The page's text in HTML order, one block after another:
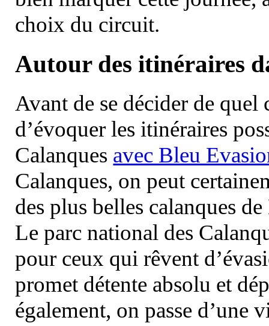
choix du circuit.
Autour des itinéraires
Avant de se décider de
d’évoquer les itinéraires
Calanques avec Bleu
Calanques, on peut
des plus belles calanques
Le parc national des
pour ceux qui rêvent
promet détente absolu et
également, on passe d’une